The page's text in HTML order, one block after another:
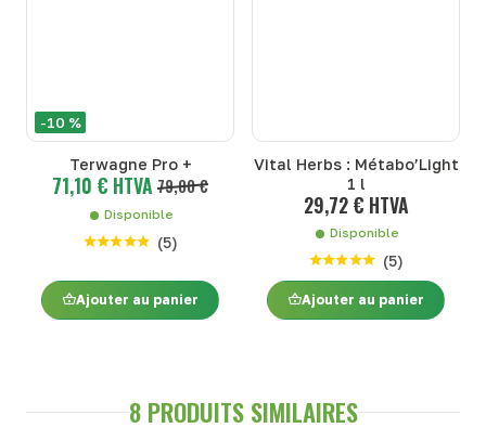
-10 %
Terwagne Pro +
71,10 € HTVA 79,00 €
Disponible
(5)
Ajouter au panier
Vital Herbs : Métabo’Light
1 l
29,72 € HTVA
Disponible
(5)
Ajouter au panier
8 PRODUITS SIMILAIRES